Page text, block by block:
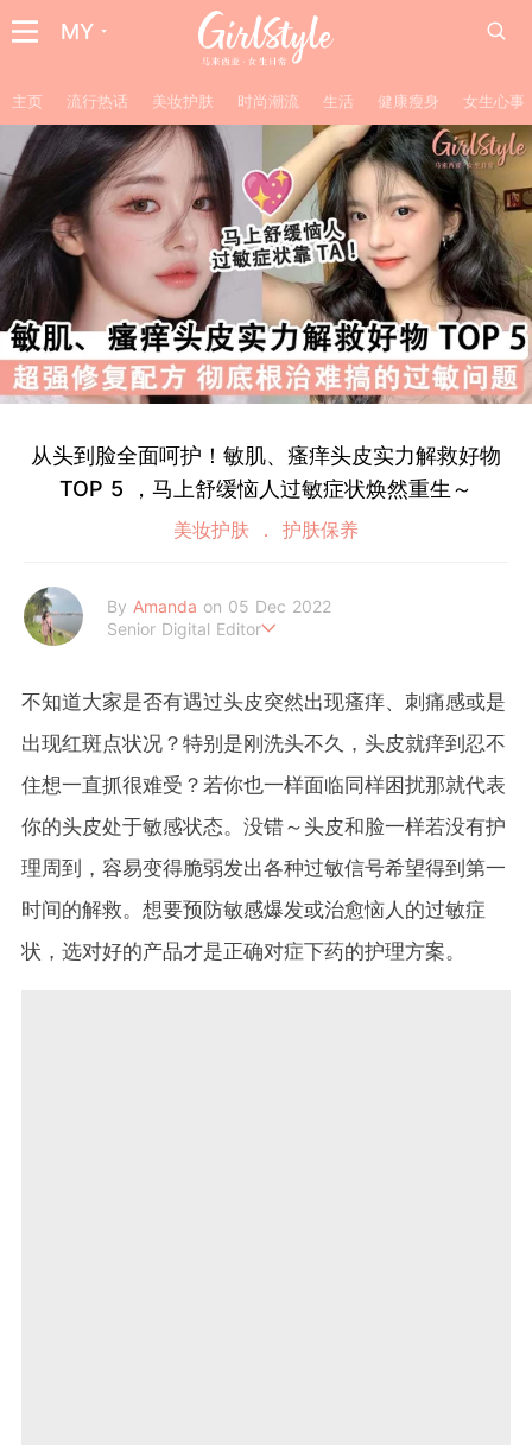
MY
主页 流行热话 美妆护肤 时尚潮流 生活 健康瘦身 女生心事
从头到脸全面呵护！敏肌、瘙痒头皮实力解救好物
TOP 5 ，马上舒缓恼人过敏症状焕然重生～
美妆护肤 护肤保养
By Amanda on 05 Dec 2022
Senior Digital Editor
者的阅读喜好，经常为平台撰写明星热话、美妆和时尚等类型文章
皆收获热烈反响。她通过 GirlStyle MY ，让读者们不管何时何地
都能掌握最新的资讯，让女性成为更好更潮的自己！
不知道大家是否有遇过头皮突然出现瘙痒、刺痛感或是
出现红斑点状况？特别是刚洗头不久，头皮就痒到忍不
住想一直抓很难受？若你也一样面临同样困扰那就代表
你的头皮处于敏感状态。没错～头皮和脸一样若没有护
理周到，容易变得脆弱发出各种过敏信号希望得到第一
时间的解救。想要预防敏感爆发或治愈恼人的过敏症
状，选对好的产品才是正确对症下药的护理方案。